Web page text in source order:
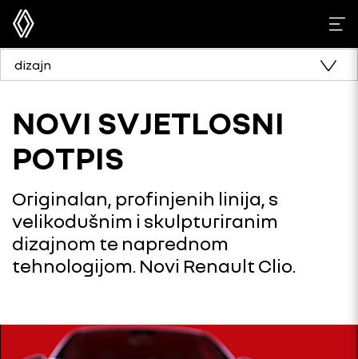
dizajn
NOVI SVJETLOSNI
POTPIS
Originalan, profinjenih linija, s
velikodušnim i skulpturiranim
dizajnom te naprednom
tehnologijom. Novi Renault Clio.